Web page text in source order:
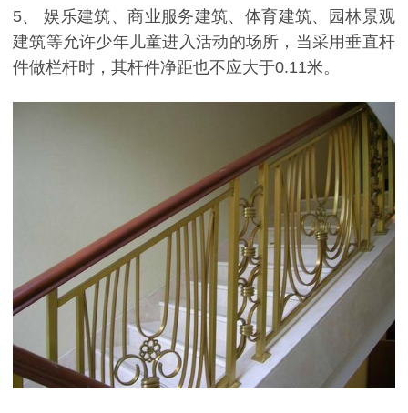
5、 娱乐建筑、商业服务建筑、体育建筑、园林景观
建筑等允许少年儿童进入活动的场所，当采用垂直杆
件做栏杆时，其杆件净距也不应大于0.11米。